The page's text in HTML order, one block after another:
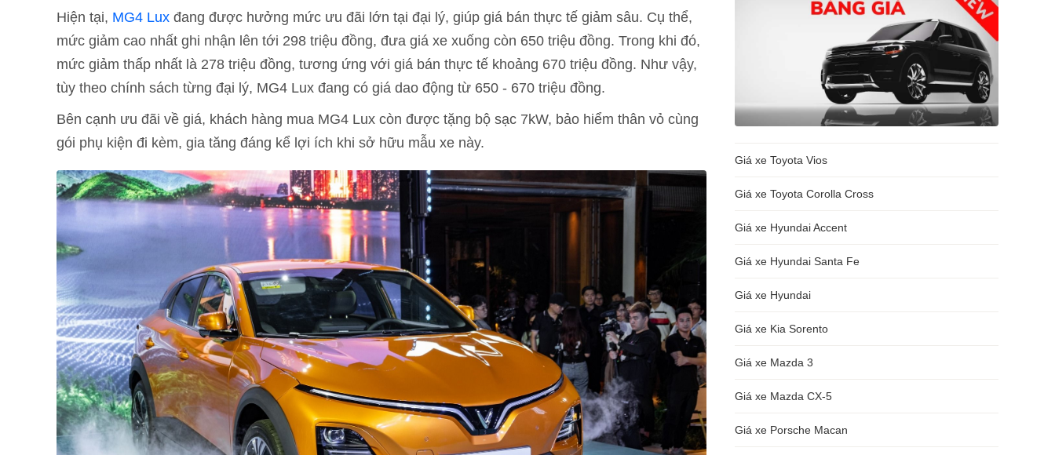
Hiện tại, MG4 Lux đang được hưởng mức ưu đãi lớn tại đại lý, giúp giá bán thực tế giảm sâu. Cụ thể,
mức giảm cao nhất ghi nhận lên tới 298 triệu đồng, đưa giá xe xuống còn 650 triệu đồng. Trong khi đó,
mức giảm thấp nhất là 278 triệu đồng, tương ứng với giá bán thực tế khoảng 670 triệu đồng. Như vậy,
tùy theo chính sách từng đại lý, MG4 Lux đang có giá dao động từ 650 - 670 triệu đồng.
Bên cạnh ưu đãi về giá, khách hàng mua MG4 Lux còn được tặng bộ sạc 7kW, bảo hiểm thân vỏ cùng
gói phụ kiện đi kèm, gia tăng đáng kể lợi ích khi sở hữu mẫu xe này.
Giá xe Toyota Vios
Giá xe Toyota Corolla Cross
Giá xe Hyundai Accent
Giá xe Hyundai Santa Fe
Giá xe Hyundai
Giá xe Kia Sorento
Giá xe Mazda 3
Giá xe Mazda CX-5
Giá xe Porsche Macan